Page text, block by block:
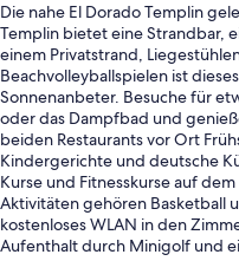
Die nahe El Dorado Templin
Templin bietet eine Strandbar,
einem Privatstrand,
Beachvolleyballspielen ist
Sonnenanbeter. Besuche für
oder das Dampfbad und
beiden Restaurants vor Ort
Kindergerichte und deutsche
Kurse und Fitnesskurse auf
Aktivitäten gehören Basketball
kostenloses WLAN in den
Aufenthalt durch Minigolf und